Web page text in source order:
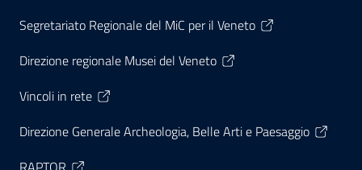
Segretariato Regionale del MiC per il Veneto
Direzione regionale Musei del Veneto
Vincoli in rete
Direzione Generale Archeologia, Belle Arti e Paesaggio